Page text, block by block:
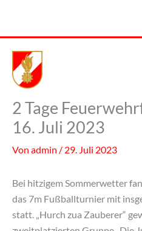
springen
2 Tage
16. Juli 2023
Von admin / 29. Juli 2023
Bei hitzigem Sommerwetter
das 7m Fußballturnier mit
statt. „Hurch zua Zauberer“